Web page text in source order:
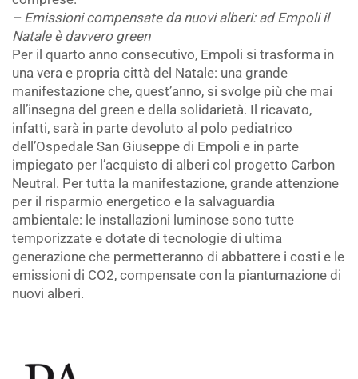
– Emissioni compensate da nuovi alberi: ad Empoli il
Natale è davvero green
Per il quarto anno consecutivo, Empoli si trasforma in
una vera e propria città del Natale: una grande
manifestazione che, quest’anno, si svolge più che mai
all’insegna del green e della solidarietà. Il ricavato,
infatti, sarà in parte devoluto al polo pediatrico
dell’Ospedale San Giuseppe di Empoli e in parte
impiegato per l’acquisto di alberi col progetto Carbon
Neutral. Per tutta la manifestazione, grande attenzione
per il risparmio energetico e la salvaguardia
ambientale: le installazioni luminose sono tutte
temporizzate e dotate di tecnologie di ultima
generazione che permetteranno di abbattere i costi e le
emissioni di CO2, compensate con la piantumazione di
nuovi alberi.